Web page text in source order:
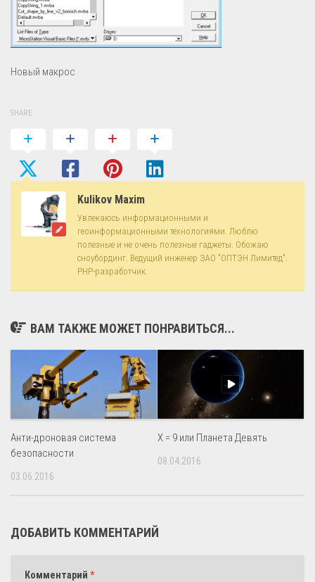
Новый макрос
SHARE
Kulikov Maxim
Увлекаюсь информационными и
геоинформационными технологиями. Люблю
полезные и не очень полезные гаджеты. Обожаю
сноубординг. Ведущий инженер ЗАО "ОПТЭН Лимитед".
PHP-разработчик.
ВАМ ТАКЖЕ МОЖЕТ ПОНРАВИТЬСЯ...
Анти-дроновая система
безопасности
03.06.2016
X = 9 или Планета Девять
08.04.2016
ДОБАВИТЬ КОММЕНТАРИЙ
Комментарий *